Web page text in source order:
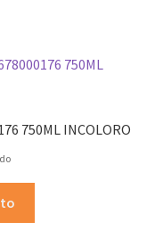
750ML INCOLORO